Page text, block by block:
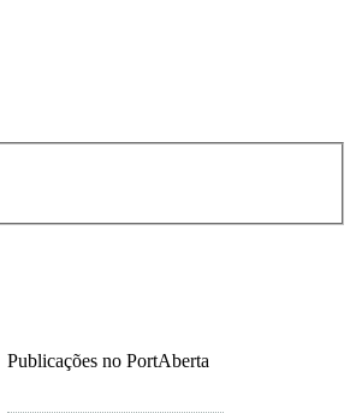
Publicações no PortAberta